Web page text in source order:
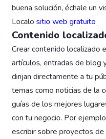
buena solución, échale un
Localo sitio web gratuito
Contenido
Crear contenido localizado
artículos, entradas de blog
dirijan directamente a tu
temas como noticias de la
guías de los mejores
con tu negocio. Por
escribir sobre proyectos